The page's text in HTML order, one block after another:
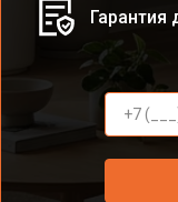
Гарантия